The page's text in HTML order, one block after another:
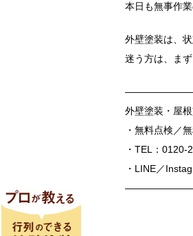
本日も無事作
外壁塗装は、
迷う方は、ま
外壁塗装・屋
・無料点検／
・TEL：0120-
・LINE／